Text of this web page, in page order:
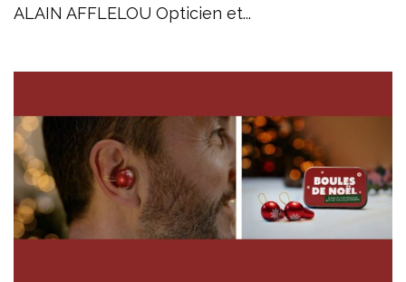
ALAIN AFFLELOU Opticien et...